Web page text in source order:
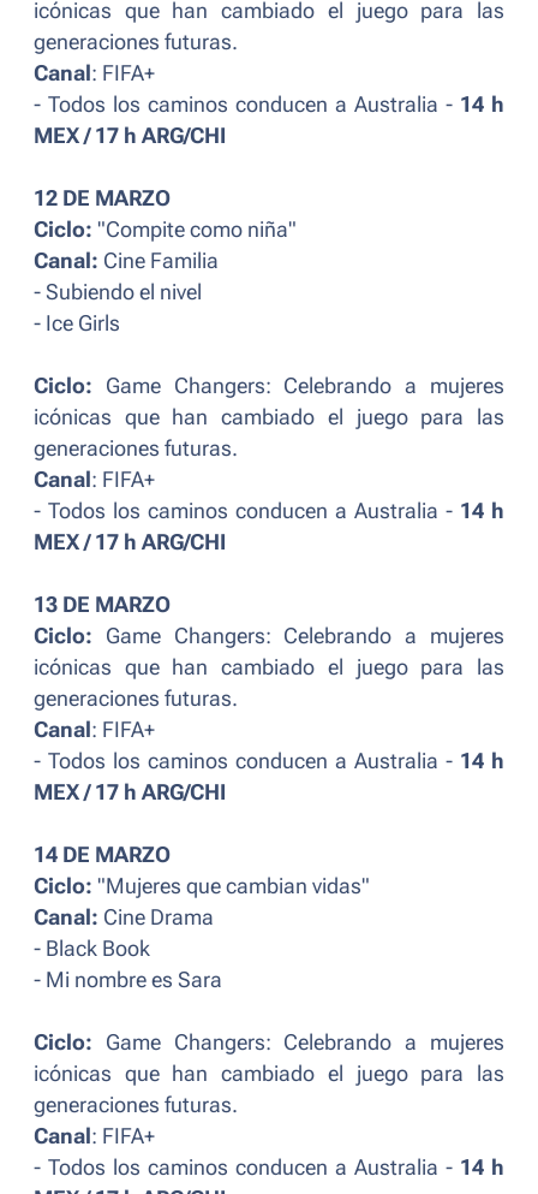
icónicas que han cambiado el juego para las
generaciones futuras.
Canal : FIFA+
- Todos los caminos conducen a Australia - 14 h
MEX / 17 h ARG/CHI
12 DE MARZO
Ciclo: "Compite como niña"
Canal: Cine Familia
- Subiendo el nivel
- Ice Girls
Ciclo: Game Changers: Celebrando a mujeres
icónicas que han cambiado el juego para las
generaciones futuras.
Canal : FIFA+
- Todos los caminos conducen a Australia - 14 h
MEX / 17 h ARG/CHI
13 DE MARZO
Ciclo: Game Changers: Celebrando a mujeres
icónicas que han cambiado el juego para las
generaciones futuras.
Canal : FIFA+
- Todos los caminos conducen a Australia - 14 h
MEX / 17 h ARG/CHI
14 DE MARZO
Ciclo: "Mujeres que cambian vidas"
Canal: Cine Drama
- Black Book
- Mi nombre es Sara
Ciclo: Game Changers: Celebrando a mujeres
icónicas que han cambiado el juego para las
generaciones futuras.
Canal : FIFA+
- Todos los caminos conducen a Australia - 14 h